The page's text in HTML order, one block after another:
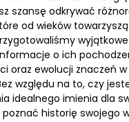
szansę odkrywać
od wieków
o ich
oraz ewolucji znaczeń
względu na to, czy
idealnego imienia dla
historię swojego